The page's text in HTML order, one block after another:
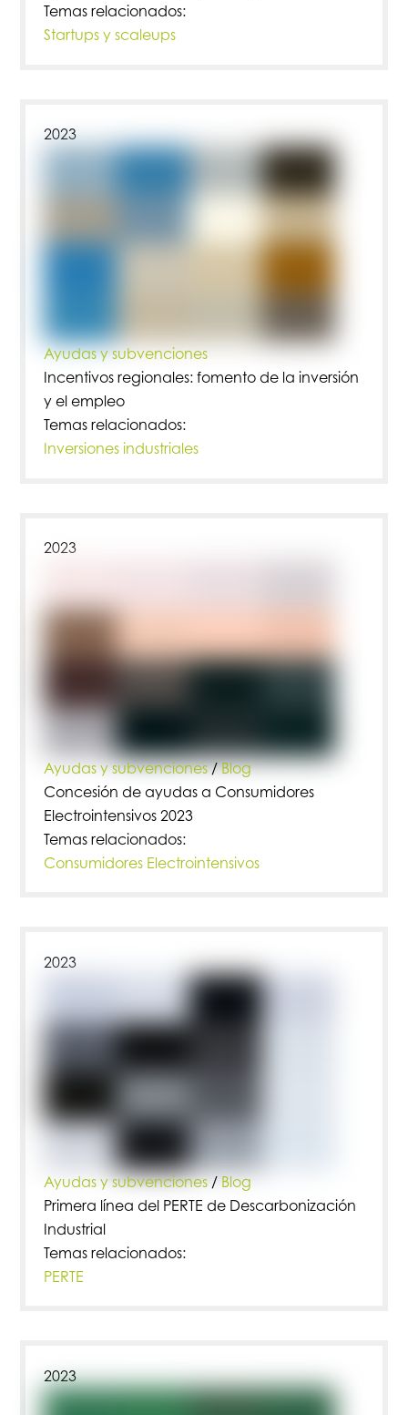
Temas relacionados:
Startups y scaleups
2023
Ayudas y subvenciones
Incentivos regionales: fomento de la inversión
y el empleo
Temas relacionados:
Inversiones industriales
2023
Ayudas y subvenciones/Blog
Concesión de ayudas a Consumidores
Electrointensivos 2023
Temas relacionados:
Consumidores Electrointensivos
2023
Ayudas y subvenciones/Blog
Primera línea del PERTE de Descarbonización
Industrial
Temas relacionados:
PERTE
2023